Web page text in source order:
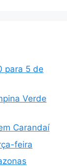
para 5 de
Verde
Carandaí
feira